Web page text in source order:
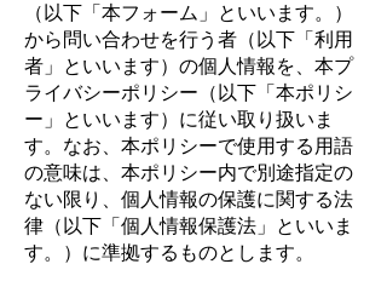
（以下「本フォーム」といいます。）
から問い合わせを行う者（以下「利用
者」といいます）の個人情報を、本プ
ライバシーポリシー（以下「本ポリシ
ー」といいます）に従い取り扱いま
す。なお、本ポリシーで使用する用語
の意味は、本ポリシー内で別途指定の
ない限り、個人情報の保護に関する法
律（以下「個人情報保護法」といいま
す。）に準拠するものとします。